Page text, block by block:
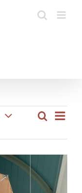
en
Zoeken
Lijst